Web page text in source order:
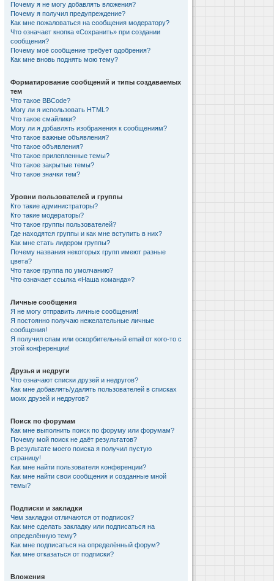
Почему я не могу добавлять вложения?
Почему я получил предупреждение?
Как мне пожаловаться на сообщения модератору?
Что означает кнопка «Сохранить» при создании
сообщения?
Почему моё сообщение требует одобрения?
Как мне вновь поднять мою тему?
Форматирование сообщений и типы создаваемых
тем
Что такое BBCode?
Могу ли я использовать HTML?
Что такое смайлики?
Могу ли я добавлять изображения к сообщениям?
Что такое важные объявления?
Что такое объявления?
Что такое прилепленные темы?
Что такое закрытые темы?
Что такое значки тем?
Уровни пользователей и группы
Кто такие администраторы?
Кто такие модераторы?
Что такое группы пользователей?
Где находятся группы и как мне вступить в них?
Как мне стать лидером группы?
Почему названия некоторых групп имеют разные
цвета?
Что такое группа по умолчанию?
Что означает ссылка «Наша команда»?
Личные сообщения
Я не могу отправить личные сообщения!
Я постоянно получаю нежелательные личные
сообщения!
Я получил спам или оскорбительный email от кого-то с
этой конференции!
Друзья и недруги
Что означают списки друзей и недругов?
Как мне добавлять/удалять пользователей в списках
моих друзей и недругов?
Поиск по форумам
Как мне выполнить поиск по форуму или форумам?
Почему мой поиск не даёт результатов?
В результате моего поиска я получил пустую
страницу!
Как мне найти пользователя конференции?
Как мне найти свои сообщения и созданные мной
темы?
Подписки и закладки
Чем закладки отличаются от подписок?
Как мне сделать закладку или подписаться на
определённую тему?
Как мне подписаться на определённый форум?
Как мне отказаться от подписки?
Вложения